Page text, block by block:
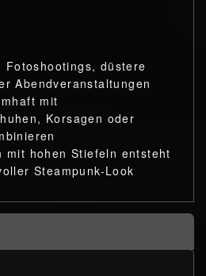
Fotoshootings, düstere
Abendveranstaltungen
mit
Korsagen oder
mit hohen Stiefeln entsteht
Steampunk-Look